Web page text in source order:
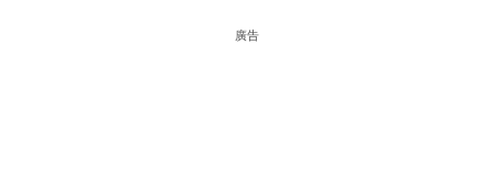
廣告